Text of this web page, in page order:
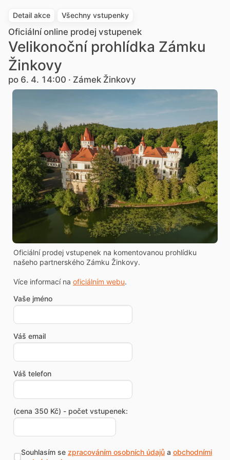
Detail akce Všechny vstupenky
Oficiální online prodej vstupenek
Velikonoční prohlídka Zámku
Žinkovy
po 6. 4. 14:00 · Zámek Žinkovy
Oficiální prodej vstupenek na komentovanou prohlídku
našeho partnerského Zámku Žinkovy.
Více informací na oficiálním webu.
Vaše jméno
Váš email
Váš telefon
(cena 350 Kč) - počet vstupenek:
Souhlasím se zpracováním osobních údajůa obchodními